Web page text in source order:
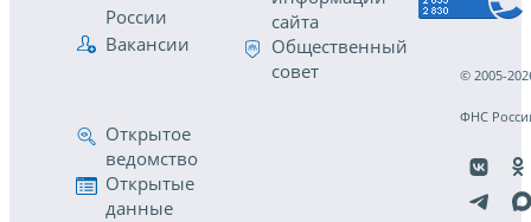
России
Вакансии
сайта
Общественный
совет
Открытое
ведомство
Открытые
данные
© 2005-
ФНС